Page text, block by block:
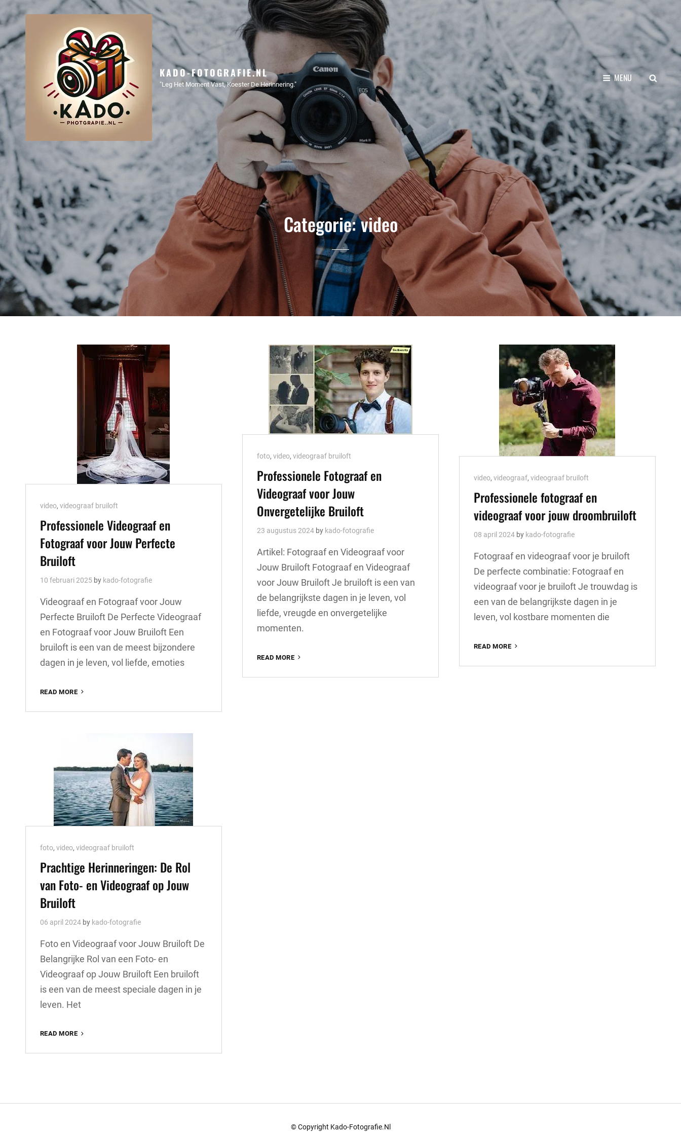
KADO-FOTOGRAFIE.NL
"Leg Het Moment Vast, Koester De Herinnering."
MENU SEARCH
Categorie:video
Cat
Links
video, videograaf bruiloft
Professionele Videograaf en
Fotograaf voor Jouw Perfecte
Bruiloft
10 februari 2025 by kado-fotografie
Videograaf en Fotograaf voor Jouw
Perfecte Bruiloft De Perfecte Videograaf
en Fotograaf voor Jouw Bruiloft Een
bruiloft is een van de meest bijzondere
dagen in je leven, vol liefde, emoties
READ MORE
EN
PERFECTE
BRUILOFT
Cat
Links
foto, video, videograaf bruiloft
Professionele Fotograaf en
Videograaf voor Jouw
Onvergetelijke Bruiloft
23 augustus 2024 by kado-fotografie
Artikel: Fotograaf en Videograaf voor
Jouw Bruiloft Fotograaf en Videograaf
voor Jouw Bruiloft Je bruiloft is een van
de belangrijkste dagen in je leven, vol
liefde, vreugde en onvergetelijke
momenten.
READ MORE
EN
Cat
Links
video, videograaf, videograaf bruiloft
Professionele fotograaf en
videograaf voor jouw droombruiloft
08 april 2024 by kado-fotografie
Fotograaf en videograaf voor je bruiloft
De perfecte combinatie: Fotograaf en
videograaf voor je bruiloft Je trouwdag is
een van de belangrijkste dagen in je
leven, vol kostbare momenten die
READ MORE
EN
Cat
Links
foto, video, videograaf bruiloft
Prachtige Herinneringen: De Rol
van Foto- en Videograaf op Jouw
Bruiloft
06 april 2024 by kado-fotografie
Foto en Videograaf voor Jouw Bruiloft De
Belangrijke Rol van een Foto- en
Videograaf op Jouw Bruiloft Een bruiloft
is een van de meest speciale dagen in je
leven. Het
READ MORE
DE
© Copyright Kado-Fotografie.nl